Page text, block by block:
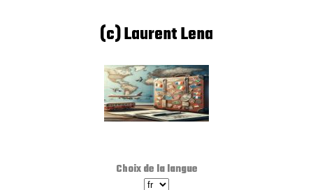
(c) Laurent Lena
Choix de la langue